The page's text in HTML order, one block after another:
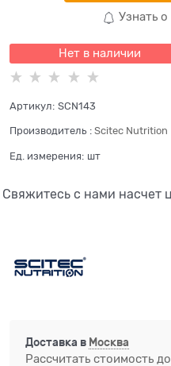
Узнать
Нет в наличии
Артикул: SCN143
Производитель : Scitec Nutrition
Ед. измерения: шт
Свяжитесь с нами насчет
Доставка в Москва
Рассчитать стоимость